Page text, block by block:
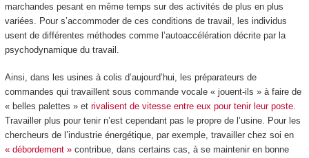
marchandes pesant en même temps sur des activités de plus en plus
variées. Pour s’accommoder de ces conditions de travail, les individus
usent de différentes méthodes comme l’autoaccélération décrite par la
psychodynamique du travail.
Ainsi, dans les usines à colis d’aujourd’hui, les préparateurs de
commandes qui travaillent sous commande vocale « jouent-ils » à faire de
« belles palettes » et rivalisent de vitesse entre eux pour tenir leur poste.
Travailler plus pour tenir n’est cependant pas le propre de l’usine. Pour les
chercheurs de l’industrie énergétique, par exemple, travailler chez soi en
« débordement »contribue, dans certains cas, à se maintenir en bonne